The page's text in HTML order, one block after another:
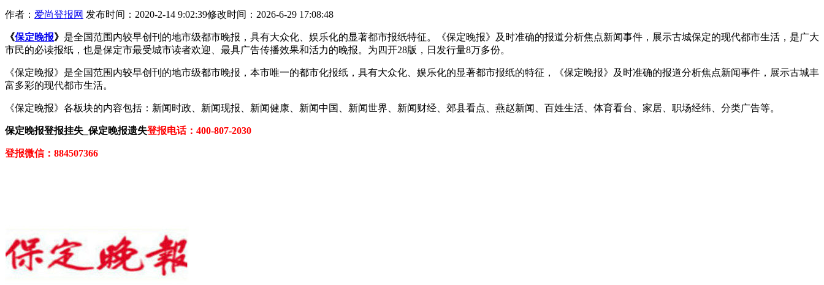
作者： 爱尚登报网 发布时间：2020-2-14 9:02:39修改时间：2026-6-29 17:08:48
《保定晚报》 是全国范围内较早创刊的地市级都市晚报，具有大众化、娱乐化的显著都市报纸特征。《保定晚报》及时准确的报道分析焦点新闻事件，展示古城保定的现代都市生活，是广大
市民的必读报纸，也是保定市最受城市读者欢迎、最具广告传播效果和活力的晚报。为四开28版，日发行量8万多份。
《保定晚报》是全国范围内较早创刊的地市级都市晚报，本市唯一的都市化报纸，具有大众化、娱乐化的显著都市报纸的特征，《保定晚报》及时准确的报道分析焦点新闻事件，展示古城丰
富多彩的现代都市生活。
《保定晚报》各板块的内容包括：新闻时政、新闻现报、新闻健康、新闻中国、新闻世界、新闻财经、郊县看点、燕赵新闻、百姓生活、体育看台、家居、职场经纬、分类广告等。
保定晚报登报挂失_保定晚报遗失登报电话：400-807-2030
登报微信：884507366